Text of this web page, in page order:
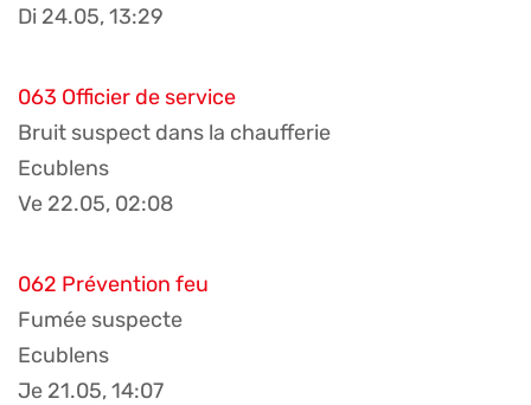
Di 24.05, 13:29
063 Officier de service
Bruit suspect dans la chaufferie
Ecublens
Ve 22.05, 02:08
062 Prévention feu
Fumée suspecte
Ecublens
Je 21.05, 14:07